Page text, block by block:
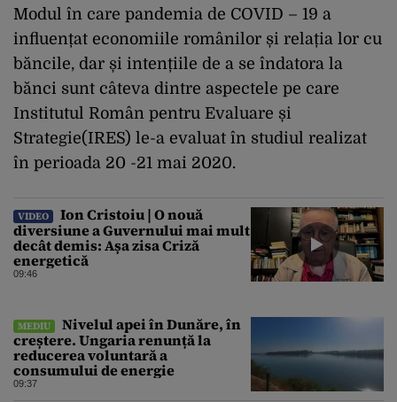
Modul în care pandemia de COVID – 19 a
influențat economiile românilor și relația lor cu
băncile, dar și intențiile de a se îndatora la
bănci sunt câteva dintre aspectele pe care
Institutul Român pentru Evaluare și
Strategie(IRES) le-a evaluat în studiul realizat
în perioada 20 -21 mai 2020.
VIDEO
Ion Cristoiu | O nouă
diversiune a Guvernului mai mult
decât demis: Așa zisa Criză
energetică
09:46
MEDIU
Nivelul apei în Dunăre, în
creștere. Ungaria renunță la
reducerea voluntară a
consumului de energie
09:37